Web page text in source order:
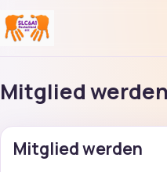
SLC6A1 Deutschland (Lokal)
Mitglied werden
Mitglied werden